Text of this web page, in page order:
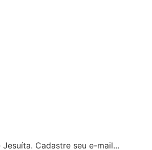
Cadastre seu e-mail...